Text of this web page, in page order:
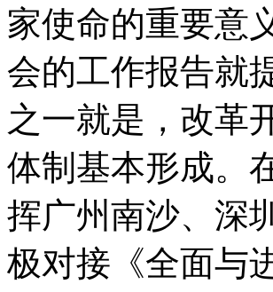
家使命的重要意
会的工作报告就
之一就是，改革
体制基本形成。
挥广州南沙、深
极对接《全面与